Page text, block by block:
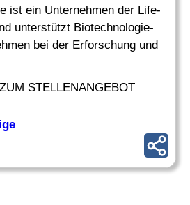
ist ein Unternehmen der Life-
unterstützt Biotechnologie-
bei der Erforschung und
STELLENANGEBOT